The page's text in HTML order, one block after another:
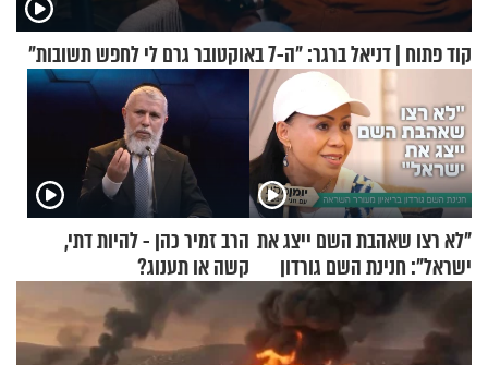
קוד פתוח | דניאל ברגר: "ה-7 באוקטובר גרם לי לחפש תשובות"
"לא רצו שאהבת השם ייצג את
ישראל": חנינת השם גורדון
בריאיון מעורר השראה
הרב זמיר כהן - להיות דתי,
קשה או תענוג?